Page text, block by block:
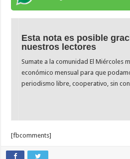
Esta nota es posible
nuestros lectores
Sumate a la comunidad El Miércoles
económico mensual para que
periodismo libre, cooperativo, sin
[fbcomments]